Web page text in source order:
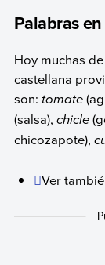
Palabras
Hoy muchas
castellana
son: tomate
(salsa), chicle
chicozapote),
Ver